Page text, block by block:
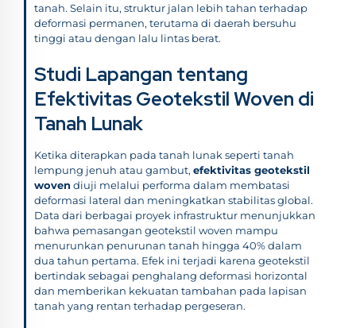
tanah. Selain itu, struktur jalan lebih tahan terhadap
deformasi permanen, terutama di daerah bersuhu
tinggi atau dengan lalu lintas berat.
Studi Lapangan tentang
Efektivitas Geotekstil Woven di
Tanah Lunak
Ketika diterapkan pada tanah lunak seperti tanah
lempung jenuh atau gambut, efektivitas geotekstil
wovendiuji melalui performa dalam membatasi
deformasi lateral dan meningkatkan stabilitas global.
Data dari berbagai proyek infrastruktur menunjukkan
bahwa pemasangan geotekstil woven mampu
menurunkan penurunan tanah hingga 40% dalam
dua tahun pertama. Efek ini terjadi karena geotekstil
bertindak sebagai penghalang deformasi horizontal
dan memberikan kekuatan tambahan pada lapisan
tanah yang rentan terhadap pergeseran.